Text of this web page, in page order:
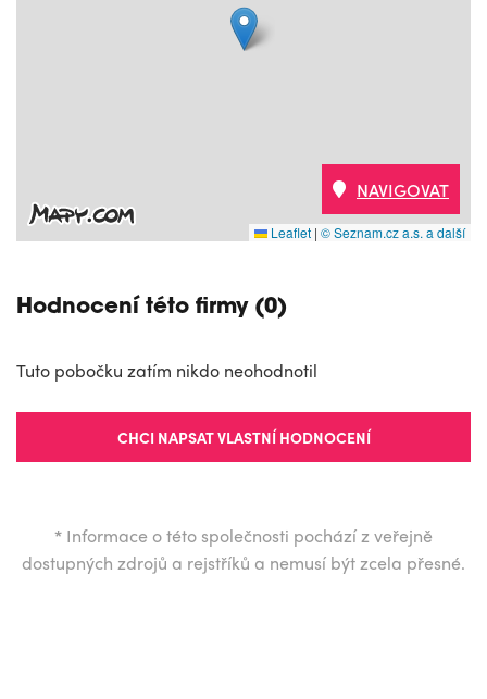
Leaflet | © Seznam.cz a.s. a další
NAVIGOVAT
Hodnocení této firmy (0)
Tuto pobočku zatím nikdo neohodnotil
CHCI NAPSAT VLASTNÍ HODNOCENÍ
* Informace o této společnosti pochází z veřejně
dostupných zdrojů a rejstříků a nemusí být zcela přesné.